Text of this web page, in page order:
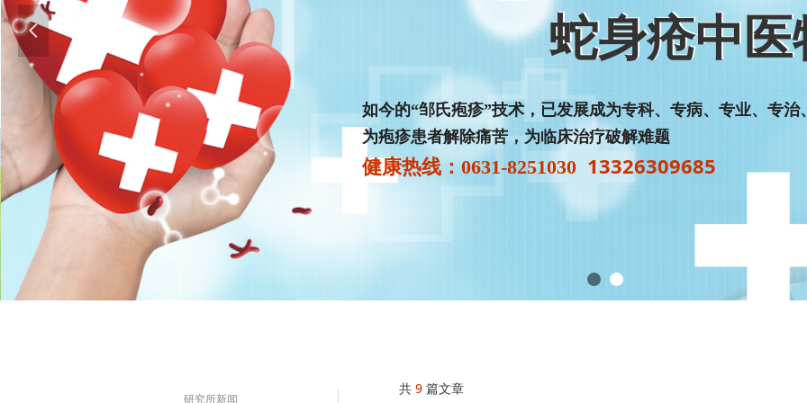
蛇身疮中
蛇身疮中医
如今的“邹氏疱疹”技术，已发展成为专科、专病、专业、专治
为疱疹患者解除痛苦，为临床治疗破解难题
健康热线：0631-8251030 13326309685
넳
共 9 篇文章
研究所新闻